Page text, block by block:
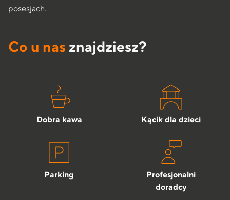
posesjach.
Co u nas znajdziesz?
Dobra kawa Kącik dla dzieci
Parking
Profesjonalni
doradcy